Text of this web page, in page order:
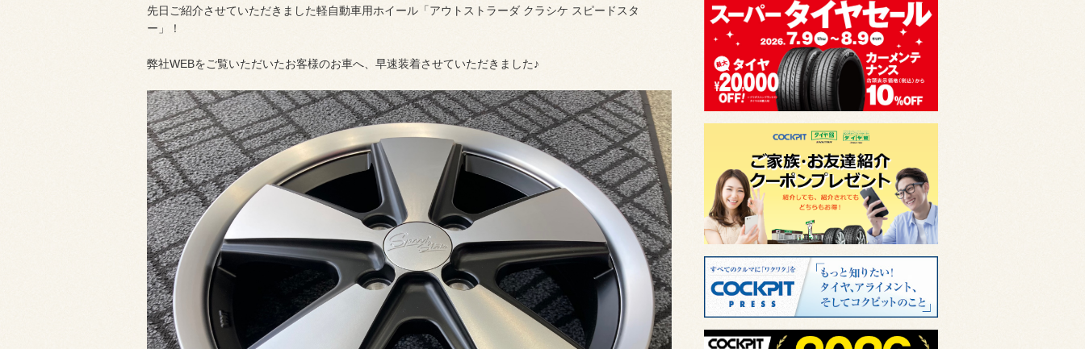
先日ご紹介させていただきました軽自動車用ホイール「アウトストラーダ クラシケ スピードスタ
ー」！
弊社WEBをご覧いただいたお客様のお車へ、早速装着させていただきました♪